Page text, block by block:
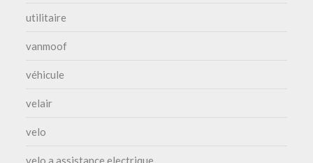
utilitaire
vanmoof
véhicule
velair
velo
velo a assistance electrique